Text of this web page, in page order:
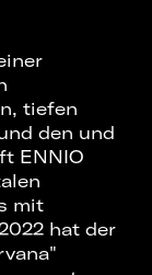
tiefen
den und
ENNIO
mit
hat der